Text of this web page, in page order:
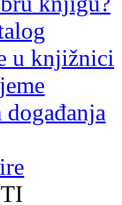
u knjižnici